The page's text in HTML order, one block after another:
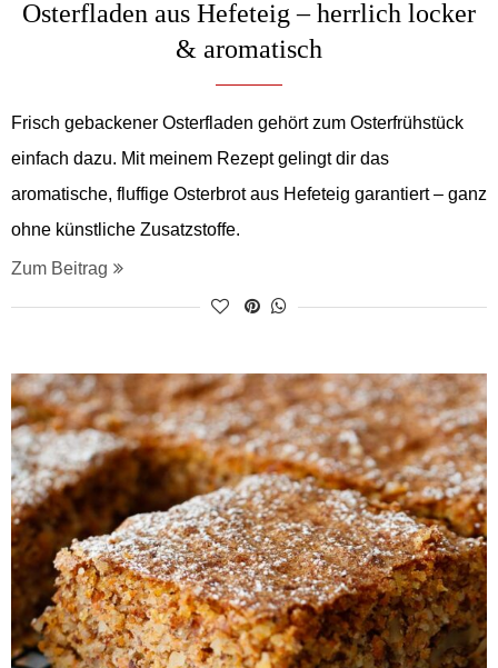
Osterfladen aus Hefeteig – herrlich locker
& aromatisch
Frisch gebackener Osterfladen gehört zum Osterfrühstück
einfach dazu. Mit meinem Rezept gelingt dir das
aromatische, fluffige Osterbrot aus Hefeteig garantiert – ganz
ohne künstliche Zusatzstoffe.
Zum Beitrag